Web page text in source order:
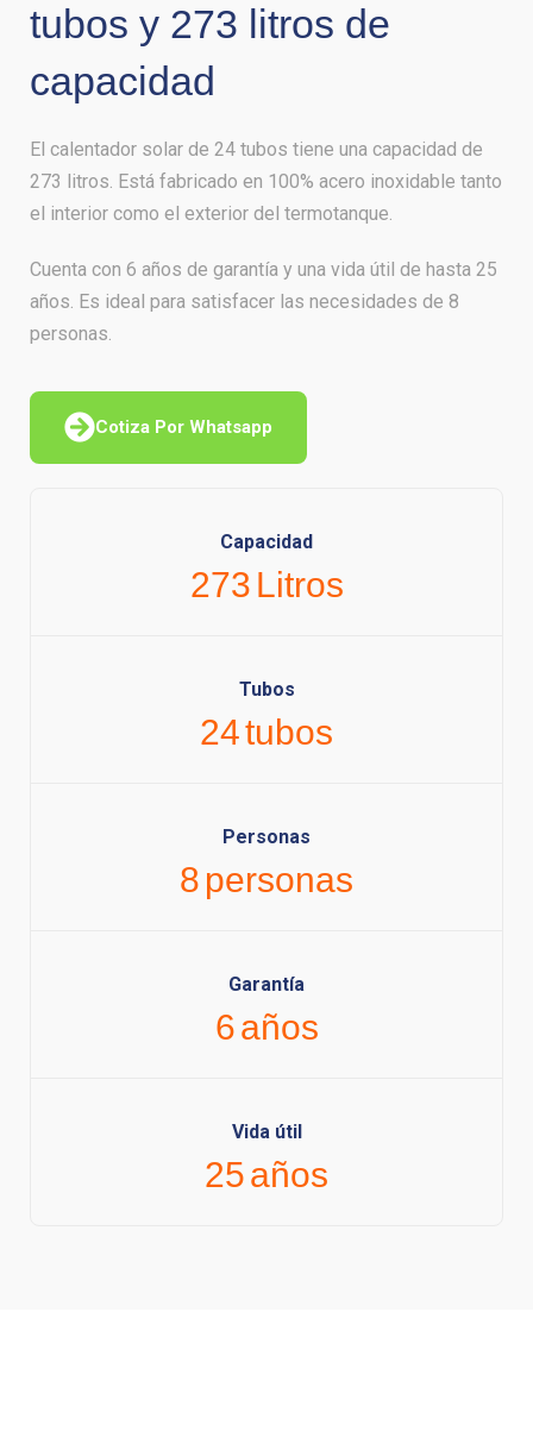
tubos y 273 litros de
capacidad
El calentador solar de 24 tubos tiene una capacidad de
273 litros. Está fabricado en 100% acero inoxidable tanto
el interior como el exterior del termotanque.
Cuenta con 6 años de garantía y una vida útil de hasta 25
años. Es ideal para satisfacer las necesidades de 8
personas.
Cotiza Por Whatsapp
Capacidad
273 Litros
Tubos
24tubos
Personas
8 personas
Garantía
6años
Vida útil
25años